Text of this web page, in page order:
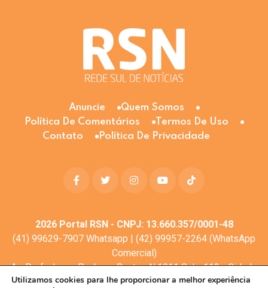
Anuncie
Quem Somos
Política De Comentários
Termos De Uso
Contato
Política De Privacidade
2026Portal RSN - CNPJ: 13.660.357/0001-48
(41) 99629-7907 Whatsapp | (42) 99957-2264 (WhatsApp
Comercial)
Av. Profa. Laura Pacheco Bastos N:1011 Sala: 112 - Cidade
dos Lagos, Guarapuava - PR, 85053-525
Utilizamos cookies para lhe proporcionar a melhor experiência